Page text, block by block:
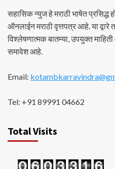
सहासिक न्युज हे मराठी भाषेत
ऑनलाईन मराठी वृत्तपत्र आहे. या द्वारे
विश्लेषणात्मक बातम्या, उपयुक्त
समावेश आहे.
Email:
Tel: +91 89991 04662
Total Visits